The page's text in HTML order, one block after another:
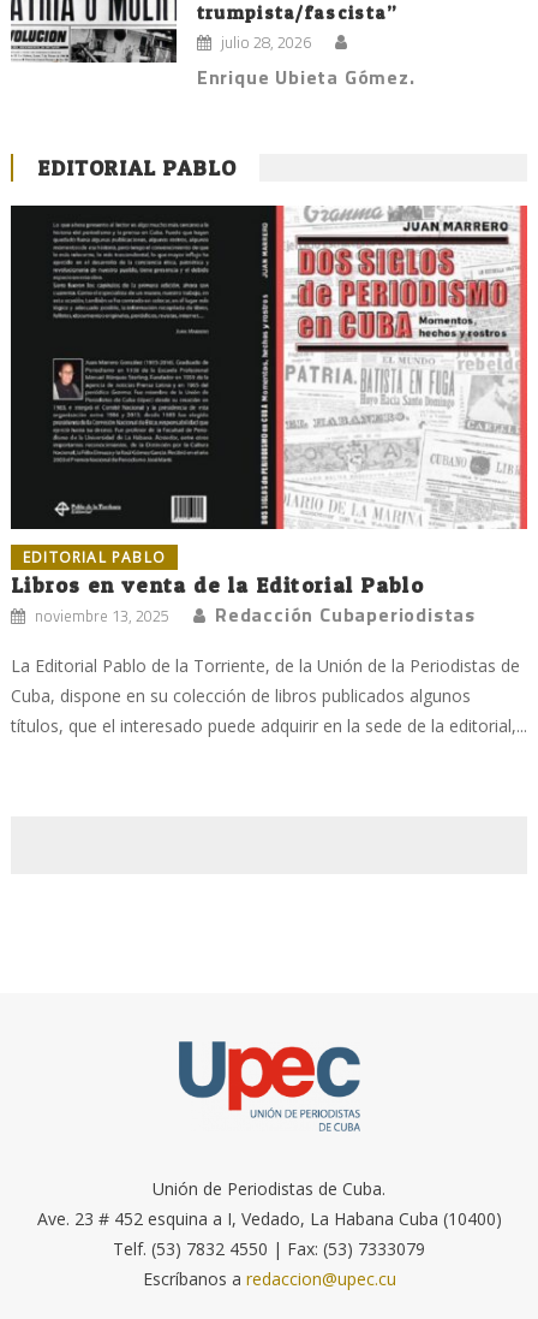
trumpista/fascista”
julio 28, 2026
Enrique Ubieta Gómez.
EDITORIAL PABLO
EDITORIAL PABLO
Libros en venta de la Editorial Pablo
noviembre 13, 2025 Redacción Cubaperiodistas
La Editorial Pablo de la Torriente, de la Unión de la Periodistas de
Cuba, dispone en su colección de libros publicados algunos
títulos, que el interesado puede adquirir en la sede de la editorial,...
Unión de Periodistas de Cuba.
Ave. 23 # 452 esquina a I, Vedado, La Habana Cuba (10400)
Telf. (53) 7832 4550 | Fax: (53) 7333079
Escríbanos a redaccion@upec.cu